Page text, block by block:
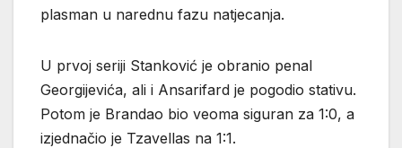
plasman u narednu fazu natjecanja.
U prvoj seriji Stanković je obranio penal
Georgijevića, ali i Ansarifard je pogodio stativu.
Potom je Brandao bio veoma siguran za 1:0, a
izjednačio je Tzavellas na 1:1.